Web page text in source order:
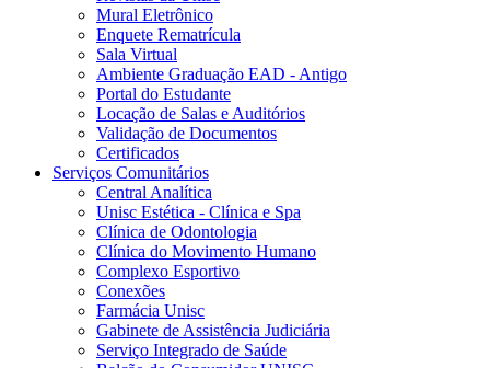
Mural Eletrônico
Enquete Rematrícula
Sala Virtual
Ambiente Graduação EAD - Antigo
Portal do Estudante
Locação de Salas e Auditórios
Validação de Documentos
Certificados
Serviços Comunitários
Central Analítica
Unisc Estética - Clínica e Spa
Clínica de Odontologia
Clínica do Movimento Humano
Complexo Esportivo
Conexões
Farmácia Unisc
Gabinete de Assistência Judiciária
Serviço Integrado de Saúde